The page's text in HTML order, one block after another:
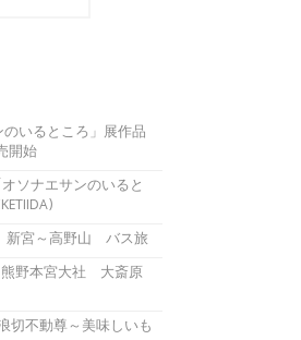
いるところ」展作品
開始
ソナエサンのいると
新宮～高野山 バス旅
野本宮大社 大斎原
切不動尊～美味しいも